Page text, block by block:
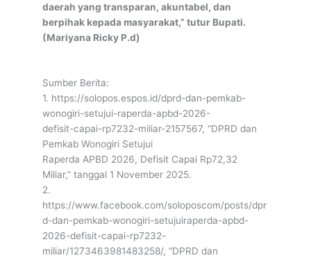
daerah yang transparan, akuntabel, dan
berpihak kepada masyarakat,” tutur Bupati.
(Mariyana Ricky P.d)
Sumber Berita:
1. https://solopos.espos.id/dprd-dan-pemkab-
wonogiri-setujui-raperda-apbd-2026-
defisit-capai-rp7232-miliar-2157567, “DPRD dan
Pemkab Wonogiri Setujui
Raperda APBD 2026, Defisit Capai Rp72,32
Miliar,” tanggal 1 November 2025.
2.
https://www.facebook.com/soloposcom/posts/dpr
d-dan-pemkab-wonogiri-setujuiraperda-apbd-
2026-defisit-capai-rp7232-
miliar/1273463981483258/, “DPRD dan